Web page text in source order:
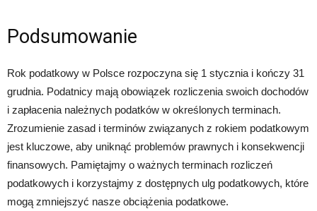
Podsumowanie
Rok podatkowy w Polsce rozpoczyna się 1 stycznia i kończy 31
grudnia. Podatnicy mają obowiązek rozliczenia swoich dochodów
i zapłacenia należnych podatków w określonych terminach.
Zrozumienie zasad i terminów związanych z rokiem podatkowym
jest kluczowe, aby uniknąć problemów prawnych i konsekwencji
finansowych. Pamiętajmy o ważnych terminach rozliczeń
podatkowych i korzystajmy z dostępnych ulg podatkowych, które
mogą zmniejszyć nasze obciążenia podatkowe.